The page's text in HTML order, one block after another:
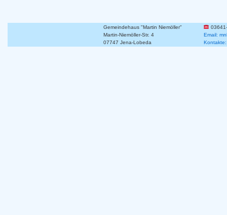
Gemeindehaus "Martin Niemöller"
Martin-Niemöller-Str. 4
Email:
07747 Jena-Lobeda